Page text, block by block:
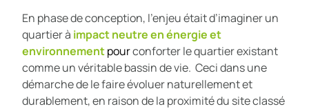
En phase de conception, l’enjeu était d’imaginer un
quartier à impact neutre en énergie et
environnementpourconforter le quartier existant
comme un véritable bassin de vie. Ceci dans une
démarche de le faire évoluer naturellement et
durablement, en raison de la proximité du site classé